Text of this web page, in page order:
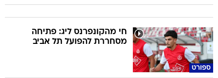
ספורט
חי מהקונפרנס ליג: פתיחה
מסחררת להפועל תל אביב